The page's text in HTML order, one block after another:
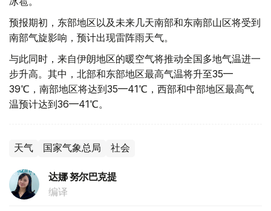
预报期初，东部地区以及未来几天南部和东南部山区将受到
南部气旋影响，预计出现雷阵雨天气。
与此同时，来自伊朗地区的暖空气将推动全国多地气温进一
步升高。其中，北部和东部地区最高气温将升至35—
39℃，南部地区将达到35—41℃，西部和中部地区最高气
温预计达到36—41℃。
天气 国家气象总局 社会
达娜 努尔巴克提
编译